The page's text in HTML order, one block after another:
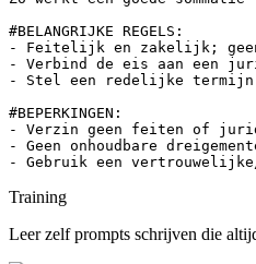
#BELANGRIJKE REGELS:
- Feitelijk en zakelijk;
- Verbind de eis aan een
- Stel een redelijke termijn
#BEPERKINGEN:
- Verzin geen feiten of
- Geen onhoudbare
- Gebruik een
Training
Leer zelf prompts schrijven die